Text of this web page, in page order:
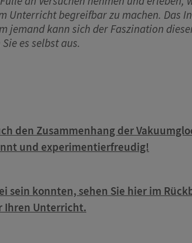
Unterricht begreifbar zu machen. Das
jemand kann sich der Faszination
es selbst aus.
den Zusammenhang der
und experimentierfreudig!
sein konnten, sehen Sie hier im
Ihren Unterricht.